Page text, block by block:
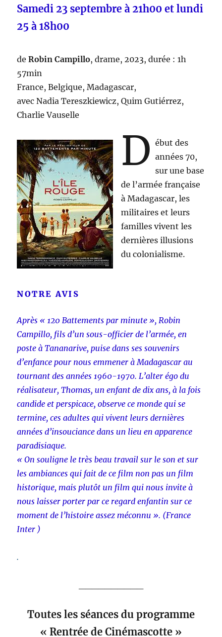
Samedi 23 septembre à 21h00 et lundi
25 à 18h00
deRobin Campillo, drame, 2023, durée : 1h
57min
France, Belgique, Madagascar,
avec Nadia Tereszkiewicz, Quim Gutiérrez,
Charlie Vauselle
D ébut des
années 70,
sur une base
de l’armée française
à Madagascar, les
militaires et leurs
familles vivent les
dernières illusions
du colonialisme.
NOTRE AVIS
Après « 120 Battements par minute », Robin
Campillo, fils d’un sous-officier de l’armée, en
poste à Tananarive, puise dans ses souvenirs
d’enfance pour nous emmener à Madagascar au
tournant des années 1960-1970. L’alter égo du
réalisateur, Thomas, un enfant de dix ans, à la fois
candide et perspicace, observe ce monde qui se
termine, ces adultes qui vivent leurs dernières
années d’insouciance dans un lieu en apparence
paradisiaque.
« On souligne le très beau travail sur le son et sur
les ambiances qui fait de ce film non pas un film
historique, mais plutôt un film qui nous invite à
nous laisser porter par ce regard enfantin sur ce
moment de l’histoire assez méconnu ». (France
Inter )
.
Toutes les séances du programme
« Rentrée de Cinémascotte »